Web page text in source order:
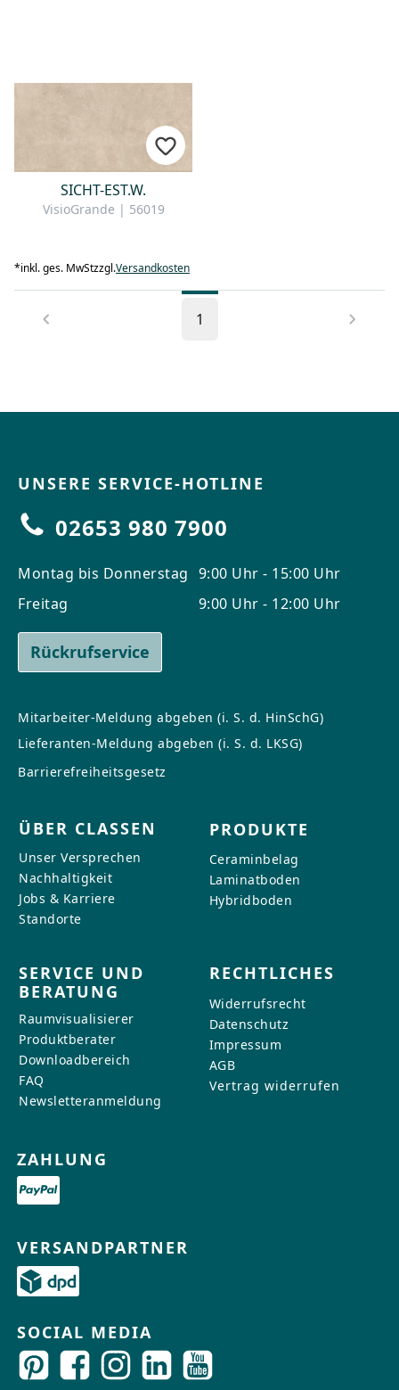
SICHT-EST.W.
VisioGrande | 56019
*inkl. ges. MwStzzgl.Versandkosten
1
UNSERE SERVICE-HOTLINE
02653 980 7900
Montag bis Donnerstag
Freitag
9:00 Uhr - 15:00 Uhr
9:00 Uhr - 12:00 Uhr
Rückrufservice
Mitarbeiter-Meldung abgeben (i. S. d. HinSchG)
Lieferanten-Meldung abgeben (i. S. d. LKSG)
Barrierefreiheitsgesetz
ÜBER CLASSEN
Unser Versprechen
Nachhaltigkeit
Jobs & Karriere
Standorte
PRODUKTE
Ceraminbelag
Laminatboden
Hybridboden
SERVICE UND
BERATUNG
Raumvisualisierer
Produktberater
Downloadbereich
FAQ
Newsletteranmeldung
RECHTLICHES
Widerrufsrecht
Datenschutz
Impressum
AGB
Vertrag widerrufen
ZAHLUNG
VERSANDPARTNER
SOCIAL MEDIA